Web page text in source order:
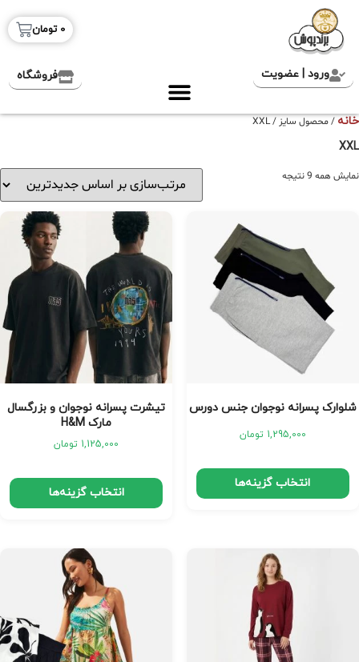
0 تومان
ورود | عضویت فروشگاه
خانه / محصول سایز / XXL
XXL
نمایش همه 9 نتیجه
شلوارک پسرانه نوجوان جنس دورس
1,295,000 تومان
انتخاب گزینه‌ها
تیشرت پسرانه نوجوان و بزرگسال
مارک H&M
1,125,000 تومان
انتخاب گزینه‌ها